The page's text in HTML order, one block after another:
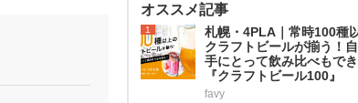
オススメ記事
1
札幌・4PLA｜常時100種
クラフトビールが揃う！
手にとって飲み比べもで
『クラフトビール100』
favy